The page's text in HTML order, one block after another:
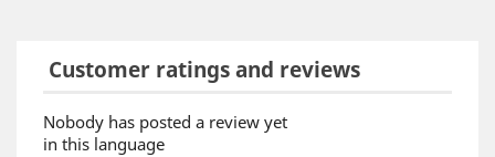
Customer ratings and reviews
Nobody has posted a review yet
in this language